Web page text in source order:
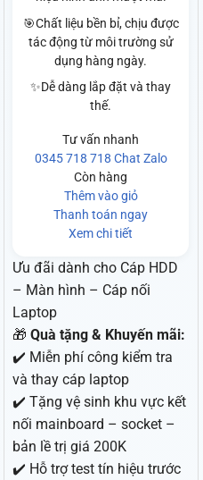
🎯Chất liệu bền bỉ, chịu được
tác động từ môi trường sử
dụng hàng ngày.
✨Dễ dàng lắp đặt và thay
thế.
Tư vấn nhanh
0345 718 718 Chat Zalo
Còn hàng
Thêm vào giỏ
Thanh toán ngay
Xem chi tiết
Ưu đãi dành cho Cáp HDD
– Màn hình – Cáp nối
Laptop
🎁Quà tặng & Khuyến mãi:
✔️ Miễn phí công kiểm tra
và thay cáp laptop
✔️ Tặng vệ sinh khu vực kết
nối mainboard – socket –
bản lề trị giá 200K
✔️ Hỗ trợ test tín hiệu trước